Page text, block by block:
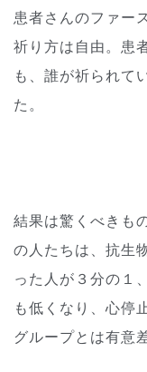
患者さんのファー
祈り方は自由。患
も、誰が祈られて
た。
結果は驚くべきも
の人たちは、抗生
った人が３分の１
も低くなり、心停
グループとは有意